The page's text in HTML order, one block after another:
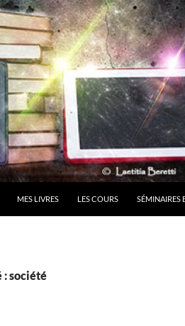
MES LIVRES LES COURS SÉMINAIRES
: société